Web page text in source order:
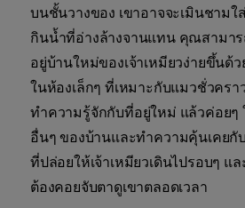
บนชั้นวางของ เขาอาจจะเมินชามใ
กินน้ำที่อ่างล้างจานแทน คุณสามา
อยู่บ้านใหม่ของเจ้าเหมียวง่ายขึ้นด้
ในห้องเล็กๆ ที่เหมาะกับแมวชั่วครา
ทำความรู้จักกับที่อยู่ใหม่ แล้วค่อยๆ
อื่นๆ ของบ้านและทำความคุ้นเคยกั
ที่ปล่อยให้เจ้าเหมียวเดินไปรอบๆ
ต้องคอยจับตาดูเขาตลอดเวลา